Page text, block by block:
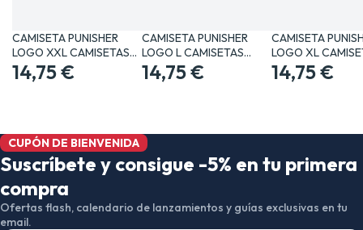
CAMISETA PUNISHER
LOGO XXL CAMISETAS
MANGA /…
14,75 €
CAMISETA PUNISHER
LOGO L CAMISETAS
MANGA /…
14,75 €
CAMISETA
LOGO XL
MANGA /…
14,75 €
CUPÓN DE BIENVENIDA
Suscríbete y consigue -5% en tu primera
compra
Ofertas flash, calendario de lanzamientos y guías exclusivas en tu
email.